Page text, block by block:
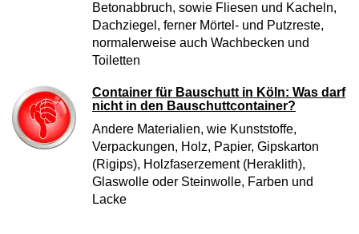
Betonabbruch, sowie Fliesen und Kacheln,
Dachziegel, ferner Mörtel- und Putzreste,
normalerweise auch Wachbecken und
Toiletten
Container für Bauschutt in Köln: Was darf
nicht in den Bauschuttcontainer?
Andere Materialien, wie Kunststoffe,
Verpackungen, Holz, Papier, Gipskarton
(Rigips), Holzfaserzement (Heraklith),
Glaswolle oder Steinwolle, Farben und
Lacke